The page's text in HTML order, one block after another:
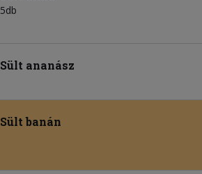
5db
Sült ananász
Sült banán